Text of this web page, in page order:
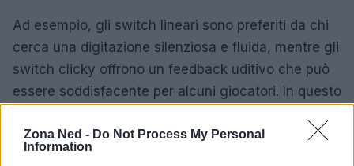
Zona Ned - Do Not Process My Personal
Information
Ad esempio, gli switch lineari sono preferiti da chi
cerca una digitazione silenziosa e fluida, mentre gli
switch clicky offrono un feedback uditivo che può
essere soddisfacente per alcuni giocatori. In questo
prima persona per trovare il giusto equilibrio tra